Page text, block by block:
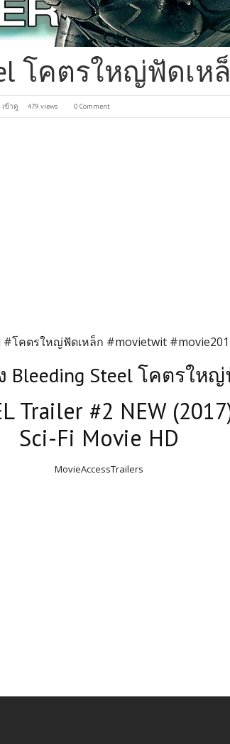
โคตรใหญ่ฟัดเห
เข้าดู 479 views 0 Comment
#โคตรใหญ่ฟัดเหล็ก #movietwit
Bleeding Steel โคตรให
Trailer #2 NEW
Sci-Fi Movie HD
MovieAccessTrailers